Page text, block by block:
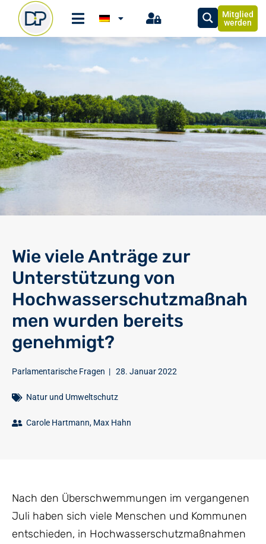
Mitglied
werden
Wie viele Anträge zur
Unterstützung von
Hochwasserschutzmaßnah
men wurden bereits
genehmigt?
Parlamentarische Fragen | 28. Januar 2022
Natur und Umweltschutz
Carole Hartmann, Max Hahn
Nach den Überschwemmungen im vergangenen
Juli haben sich viele Menschen und Kommunen
entschieden, in Hochwasserschutzmaßnahmen